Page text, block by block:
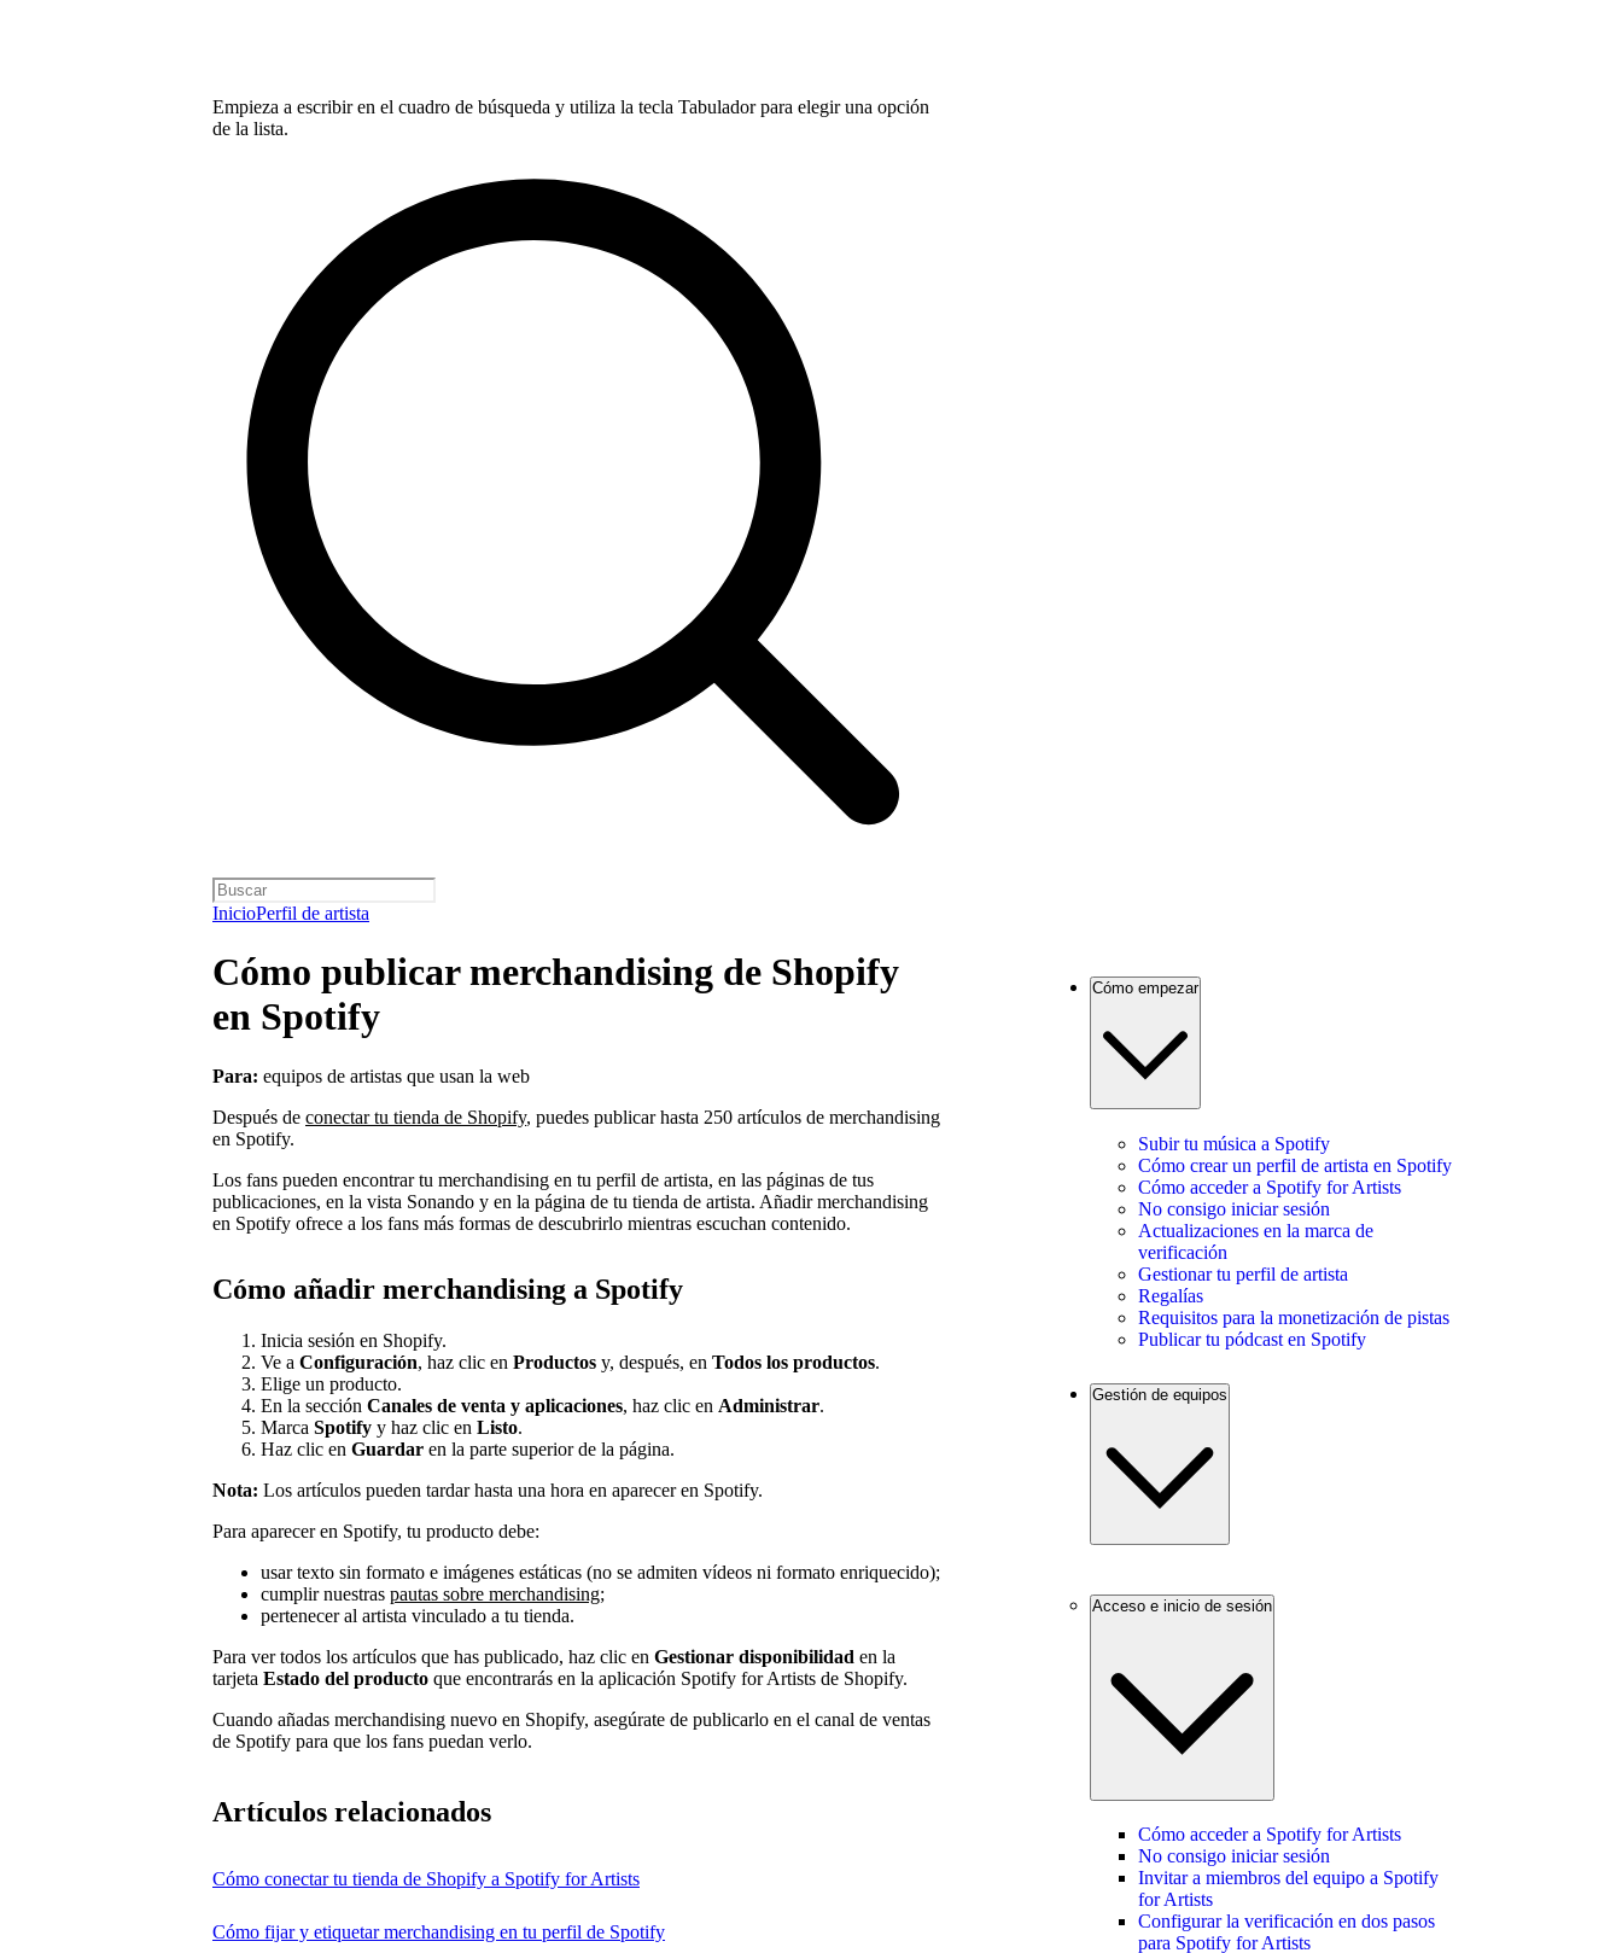
Empieza a escribir en el cuadro de búsqueda y utiliza la tecla Tabulador para elegir una opción
de la lista.
InicioPerfil de artista
Cómo publicar merchandising de Shopify
en Spotify
Para: equipos de artistas que usan la web
Después de conectar tu tienda de Shopify, puedes publicar hasta 250 artículos de merchandising
en Spotify.
Los fans pueden encontrar tu merchandising en tu perfil de artista, en las páginas de tus
publicaciones, en la vista Sonando y en la página de tu tienda de artista. Añadir merchandising
en Spotify ofrece a los fans más formas de descubrirlo mientras escuchan contenido.
Cómo añadir merchandising a Spotify
Inicia sesión en Shopify.
Ve a Configuración, haz clic en Productos y, después, en Todos los productos.
Elige un producto.
En la sección Canales de venta y aplicaciones, haz clic en Administrar.
Marca Spotify y haz clic en Listo.
Haz clic en Guardar en la parte superior de la página.
Nota: Los artículos pueden tardar hasta una hora en aparecer en Spotify.
Para aparecer en Spotify, tu producto debe:
usar texto sin formato e imágenes estáticas (no se admiten vídeos ni formato enriquecido);
cumplir nuestras pautas sobre merchandising;
pertenecer al artista vinculado a tu tienda.
Para ver todos los artículos que has publicado, haz clic en Gestionar disponibilidad en la
tarjeta Estado del producto que encontrarás en la aplicación Spotify for Artists de Shopify.
Cuando añadas merchandising nuevo en Shopify, asegúrate de publicarlo en el canal de ventas
de Spotify para que los fans puedan verlo.
Artículos relacionados
Cómo conectar tu tienda de Shopify a Spotify for Artists
Cómo fijar y etiquetar merchandising en tu perfil de Spotify
Cómo empezar
Subir tu música a Spotify
Cómo crear un perfil de artista en Spotify
Cómo acceder a Spotify for Artists
No consigo iniciar sesión
Actualizaciones en la marca de
verificación
Gestionar tu perfil de artista
Regalías
Requisitos para la monetización de pistas
Publicar tu pódcast en Spotify
Gestión de equipos
Acceso e inicio de sesión
Cómo acceder a Spotify for Artists
No consigo iniciar sesión
Invitar a miembros del equipo a Spotify
for Artists
Configurar la verificación en dos pasos
para Spotify for Artists